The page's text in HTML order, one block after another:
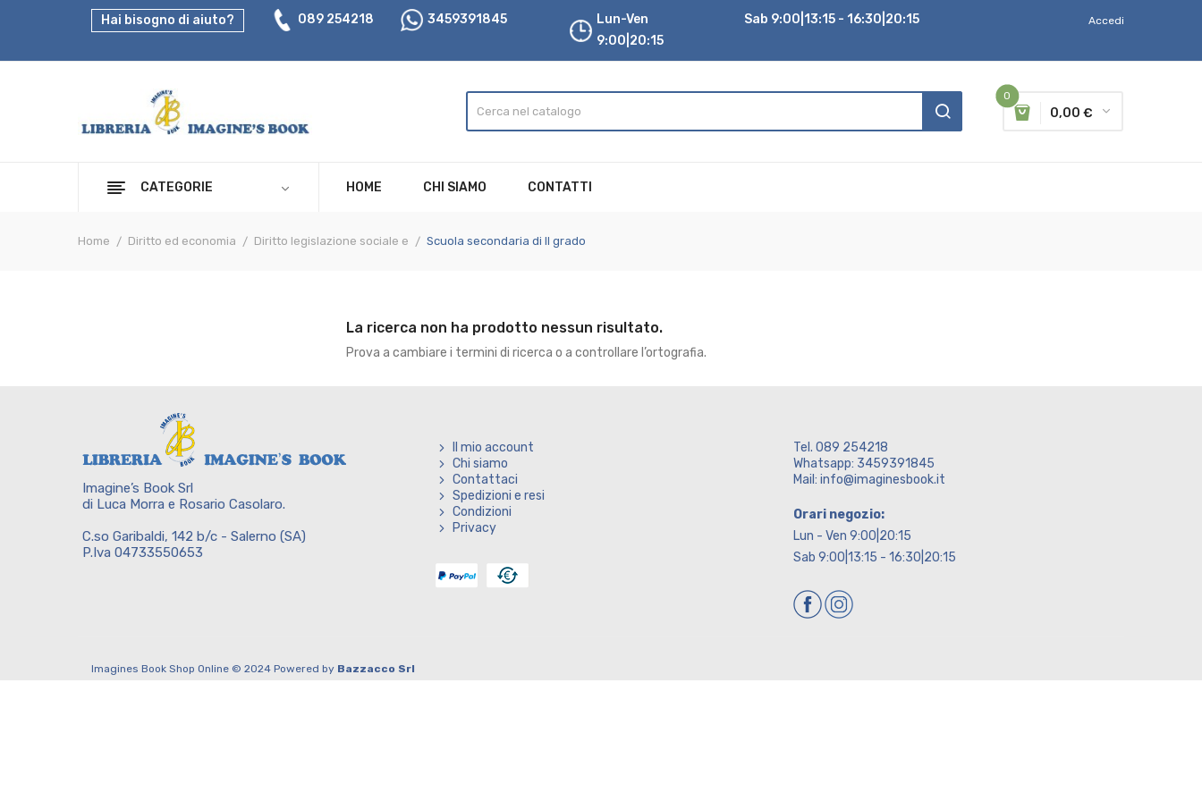
Hai bisogno di aiuto? 089 254218 3459391845
Lun-Ven
9:00|20:15
Sab 9:00|13:15 - 16:30|20:15 Accedi
0
0,00 €
CATEGORIE HOME CHI SIAMO CONTATTI
Home Diritto ed economia Diritto legislazione sociale e Scuola secondaria di II grado
La ricerca non ha prodotto nessun risultato.
Prova a cambiare i termini di ricerca o a controllare l’ortografia.
Imagine’s Book Srl
di Luca Morra e Rosario Casolaro.
C.so Garibaldi, 142 b/c - Salerno (SA)
P.Iva 04733550653
Il mio account
Chi siamo
Contattaci
Spedizioni e resi
Condizioni
Privacy
Tel. 089 254218
Whatsapp: 3459391845
Mail: info@imaginesbook.it
Orari negozio:
Lun - Ven 9:00|20:15
Sab 9:00|13:15 - 16:30|20:15
Imagines Book Shop Online © 2024 Powered by Bazzacco Srl